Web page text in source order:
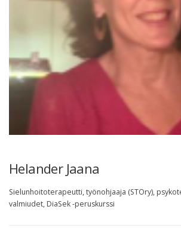
Helander Jaana
Sielunhoitoterapeutti, työnohjaaja (STOry),
valmiudet, DiaSek -peruskurssi